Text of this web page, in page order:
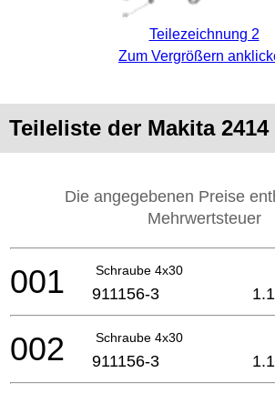
Teilezeichnung 2
Zum Vergrößern
Teileliste der Makita 2414
Die angegebenen Preise
Mehrwertsteuer
Schraube 4x30
001 911156-3
Schraube 4x30
002 911156-3